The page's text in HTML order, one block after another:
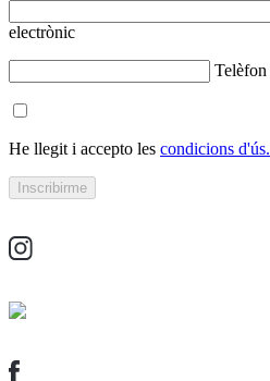
electrònic
Telèfon
He llegit i accepto les condicions d'ús.